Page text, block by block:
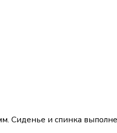
Сиденье и спинка